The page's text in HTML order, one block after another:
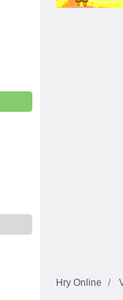
Hry Online